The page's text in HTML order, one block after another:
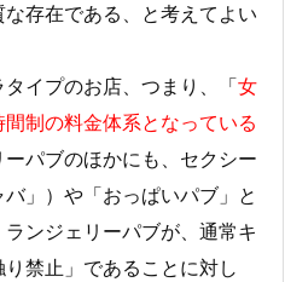
存在である、と考えてよい
イプのお店、つまり、「女
制の料金体系となっている
パブのほかにも、セクシー
」）や「おっぱいパブ」と
ンジェリーパブが、通常キ
禁止」であることに対し